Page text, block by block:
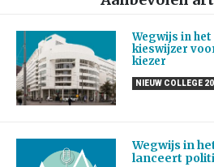
Wegwijs in het
kieswijzer
kiezer
NIEUW COLLEGE
Wegwijs in
lanceert